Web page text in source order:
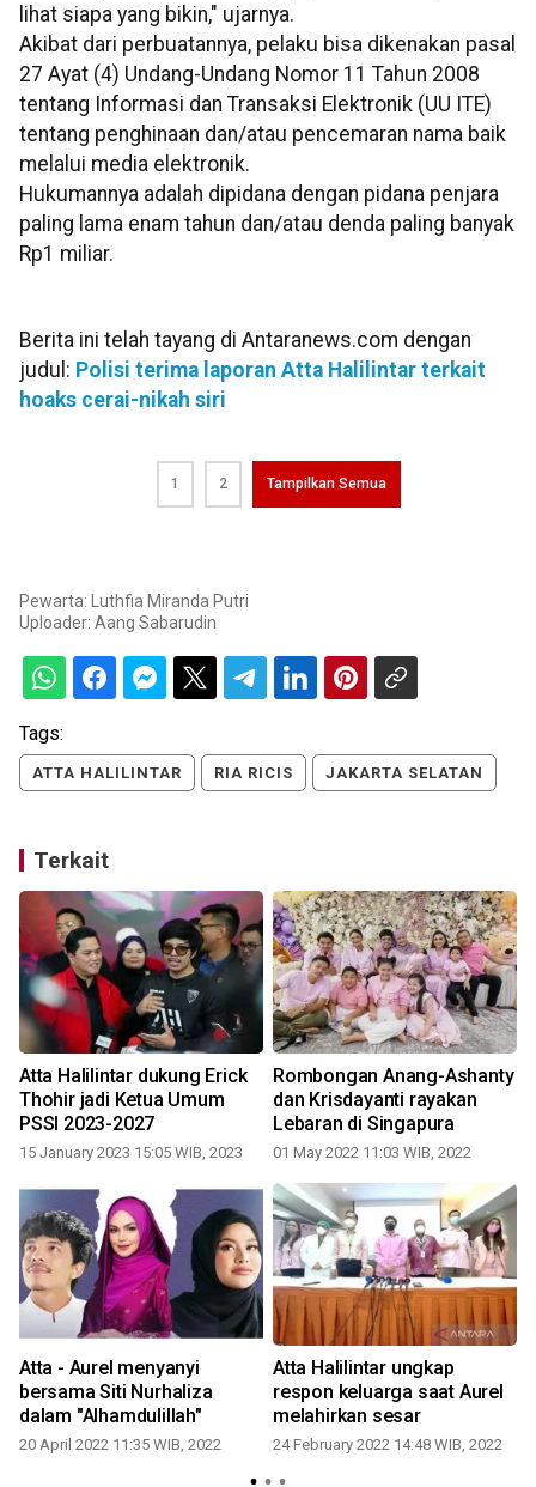
lihat siapa yang bikin," ujarnya.
Akibat dari perbuatannya, pelaku bisa dikenakan pasal
27 Ayat (4) Undang-Undang Nomor 11 Tahun 2008
tentang Informasi dan Transaksi Elektronik (UU ITE)
tentang penghinaan dan/atau pencemaran nama baik
melalui media elektronik.
Hukumannya adalah dipidana dengan pidana penjara
paling lama enam tahun dan/atau denda paling banyak
Rp1 miliar.
Berita ini telah tayang di Antaranews.com dengan
judul: Polisi terima laporan Atta Halilintar terkait
hoaks cerai-nikah siri
1 2 Tampilkan Semua
Pewarta: Luthfia Miranda Putri
Uploader: Aang Sabarudin
Tags:
ATTA HALILINTAR RIA RICIS JAKARTA SELATAN
Terkait
Atta Halilintar dukung Erick
Thohir jadi Ketua Umum
PSSI 2023-2027
15 January 2023 15:05 WIB, 2023
Rombongan Anang-Ashanty
dan Krisdayanti rayakan
Lebaran di Singapura
01 May 2022 11:03 WIB, 2022
Atta - Aurel menyanyi
bersama Siti Nurhaliza
dalam "Alhamdulillah"
20 April 2022 11:35 WIB, 2022
Atta Halilintar ungkap
respon keluarga saat Aurel
melahirkan sesar
24 February 2022 14:48 WIB, 2022